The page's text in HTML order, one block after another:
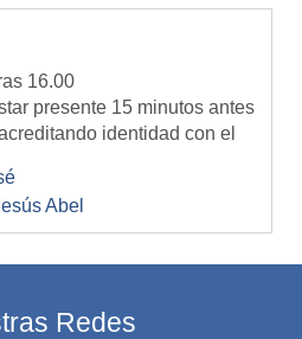
16.00
presente 15 minutos antes
identidad con el
permitidos para rendir
cupo deberá inscribirse para
EXCEPCIÓN -
Abel
Redes